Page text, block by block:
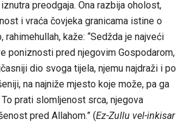
preodgaja. Ona razbija oholost,
i vraća čovjeka granicama istine o
rahimehullah, kaže: “Sedžda je najveći
poniznosti pred njegovim Gospodarom,
dio svoga tijela, njemu najdraži i po
na najniže mjesto koje može, pa ga
To prati slomljenost srca, njegova
pred Allahom.” (Ez-Zullu vel-inkisar